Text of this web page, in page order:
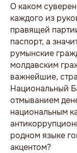
О каком
каждого из
правящей
паспорт, а
румынские
молдавским
важнейшие,
Национальный
отмыванием
национальным
родном языке
акцентом?